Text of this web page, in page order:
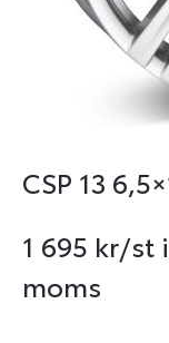
CSP 13
1 695 kr/st
moms